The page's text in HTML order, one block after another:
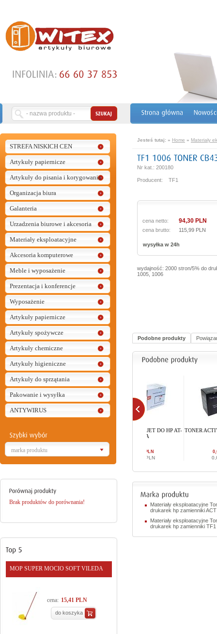
STREFA NISKICH CEN
Artykuły papiernicze
Artykuły do pisania i korygowania
Organizacja biura
Galanteria
Urzadzenia biurowe i akcesoria
Materiały eksploatacyjne
Akcesoria komputerowe
Meble i wyposażenie
Prezentacja i konferencje
Wyposażenie
Artykuły papiernicze
Artykuły spożywcze
Artykuły chemiczne
Artykuły higieniczne
Artykuły do sprzątania
Pakowanie i wysyłka
ANTYWIRUS
marka produktu
Brak produktów do porównania!
MOP SUPER MOCIO SOFT VILEDA
cena: 15,41 PLN
do koszyka
Jesteś tutaj: » Home » Materiały
Nr kat.: 200180
Producent: TF1
cena netto: 94,30 PLN
cena brutto: 115,99 PLN
wysyłka w 24h
wydajność: 2000 stron/5% do
1005, 1006
Podobne produkty
03A
0,00 PLN
0,00 PLN
TONER ACTIVE JET DO HP AT- TONER ACTIVE JET
0,00 PLN
Materiały eksploatacyjne
drukarek hp zamienniki
Materiały eksploatacyjne
drukarek hp zamienniki TF1